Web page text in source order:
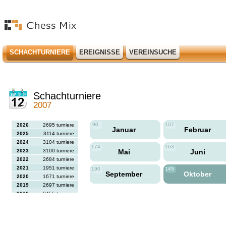
SCHACHTURNIERE EREIGNISSE VEREINSUCHE
Schachturniere
2007
2026
2695 turniere
2025
3114 turniere
2024
3104 turniere
2023
3100 turniere
2022
2684 turniere
2021
1951 turniere
2020
1671 turniere
2019
2697 turniere
2018
2456 turniere
90
Januar
107
Februar
174
Mai
163
Juni
190
September
145
Oktober